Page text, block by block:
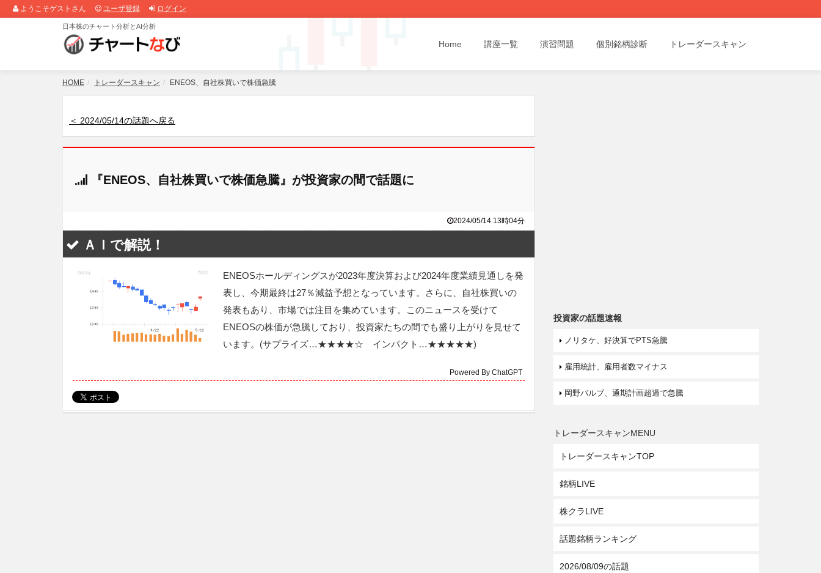
ようこそゲストさん ユーザ登録 ログイン
日本株のチャート分析とAI分析
Home 講座一覧 演習問題 個別銘柄診断 トレーダースキャン
HOME トレーダースキャン ENEOS、自社株買いで株価急騰
＜ 2024/05/14の話題へ戻る
『ENEOS、自社株買いで株価急騰』が投資家の間で話題に
2024/05/14 13時04分
ＡＩで解説！
ENEOSホールディングスが2023年度決算および2024年度業績見通しを発
表し、今期最終は27％減益予想となっています。さらに、自社株買いの
発表もあり、市場では注目を集めています。このニュースを受けて
ENEOSの株価が急騰しており、投資家たちの間でも盛り上がりを見せて
います。(サプライズ…★★★★☆ インパクト…★★★★★)
Powered By ChatGPT
投資家の話題速報
ノリタケ、好決算でPTS急騰
雇用統計、雇用者数マイナス
岡野バルブ、通期計画超過で急騰
トレーダースキャンMENU
トレーダースキャンTOP
銘柄LIVE
株クラLIVE
話題銘柄ランキング
2026/08/09の話題